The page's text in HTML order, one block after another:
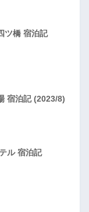
ツ橋 宿泊記
宿泊記 (2023/8)
ル 宿泊記